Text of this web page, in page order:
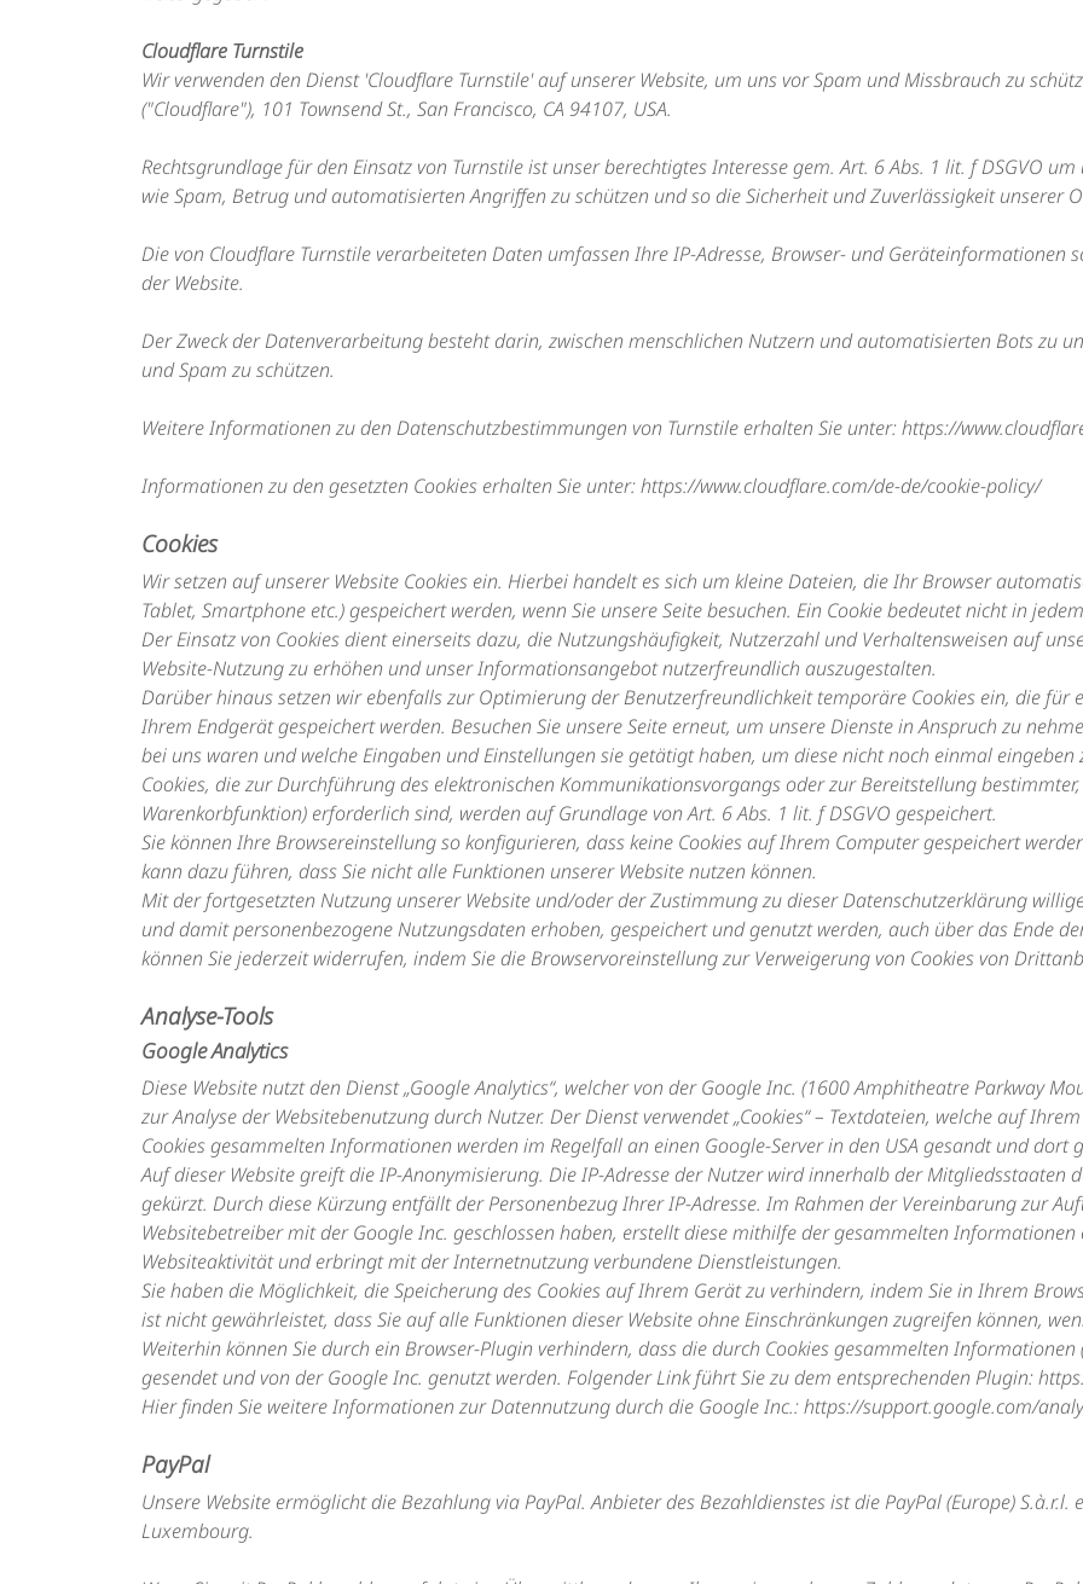
Cloudflare Turnstile
Wir verwenden den Dienst 'Cloudflare Turnstile' auf unserer Website, um uns vor Spam und Missbrauch zu
("Cloudflare"), 101 Townsend St., San Francisco, CA 94107, USA.
Rechtsgrundlage für den Einsatz von Turnstile ist unser berechtigtes Interesse gem. Art. 6 Abs. 1 lit. f DSGVO
wie Spam, Betrug und automatisierten Angriffen zu schützen und so die Sicherheit und Zuverlässigkeit unserer
Die von Cloudflare Turnstile verarbeiteten Daten umfassen Ihre IP-Adresse, Browser- und
der Website.
Der Zweck der Datenverarbeitung besteht darin, zwischen menschlichen Nutzern und automatisierten Bots zu
und Spam zu schützen.
Weitere Informationen zu den Datenschutzbestimmungen von Turnstile erhalten Sie unter: https://
Informationen zu den gesetzten Cookies erhalten Sie unter: https://www.cloudflare.com/de-de/cookie-policy/
Cookies
Wir setzen auf unserer Website Cookies ein. Hierbei handelt es sich um kleine Dateien, die Ihr Browser
Tablet, Smartphone etc.) gespeichert werden, wenn Sie unsere Seite besuchen. Ein Cookie bedeutet nicht in
Der Einsatz von Cookies dient einerseits dazu, die Nutzungshäufigkeit, Nutzerzahl und Verhaltensweisen auf
Website-Nutzung zu erhöhen und unser Informationsangebot nutzerfreundlich auszugestalten.
Darüber hinaus setzen wir ebenfalls zur Optimierung der Benutzerfreundlichkeit temporäre Cookies ein, die
Ihrem Endgerät gespeichert werden. Besuchen Sie unsere Seite erneut, um unsere Dienste in Anspruch zu
bei uns waren und welche Eingaben und Einstellungen sie getätigt haben, um diese nicht noch einmal eingeben
Cookies, die zur Durchführung des elektronischen Kommunikationsvorgangs oder zur Bereitstellung
Warenkorbfunktion) erforderlich sind, werden auf Grundlage von Art. 6 Abs. 1 lit. f DSGVO gespeichert.
Sie können Ihre Browsereinstellung so konfigurieren, dass keine Cookies auf Ihrem Computer gespeichert
kann dazu führen, dass Sie nicht alle Funktionen unserer Website nutzen können.
Mit der fortgesetzten Nutzung unserer Website und/oder der Zustimmung zu dieser Datenschutzerklärung
und damit personenbezogene Nutzungsdaten erhoben, gespeichert und genutzt werden, auch über das Ende
können Sie jederzeit widerrufen, indem Sie die Browservoreinstellung zur Verweigerung von Cookies von
Analyse-Tools
Google Analytics
Diese Website nutzt den Dienst „Google Analytics“, welcher von der Google Inc. (1600 Amphitheatre Parkway
zur Analyse der Websitebenutzung durch Nutzer. Der Dienst verwendet „Cookies“ – Textdateien, welche auf
Cookies gesammelten Informationen werden im Regelfall an einen Google-Server in den USA gesandt und dort
Auf dieser Website greift die IP-Anonymisierung. Die IP-Adresse der Nutzer wird innerhalb der Mitgliedsstaaten
gekürzt. Durch diese Kürzung entfällt der Personenbezug Ihrer IP-Adresse. Im Rahmen der Vereinbarung zur
Websitebetreiber mit der Google Inc. geschlossen haben, erstellt diese mithilfe der gesammelten
Websiteaktivität und erbringt mit der Internetnutzung verbundene Dienstleistungen.
Sie haben die Möglichkeit, die Speicherung des Cookies auf Ihrem Gerät zu verhindern, indem Sie in Ihrem
ist nicht gewährleistet, dass Sie auf alle Funktionen dieser Website ohne Einschränkungen zugreifen können,
Weiterhin können Sie durch ein Browser-Plugin verhindern, dass die durch Cookies gesammelten
gesendet und von der Google Inc. genutzt werden. Folgender Link führt Sie zu dem entsprechenden Plugin:
Hier finden Sie weitere Informationen zur Datennutzung durch die Google Inc.: https://support.google.com/
PayPal
Unsere Website ermöglicht die Bezahlung via PayPal. Anbieter des Bezahldienstes ist die PayPal (Europe) S.à.r.l.
Luxembourg.